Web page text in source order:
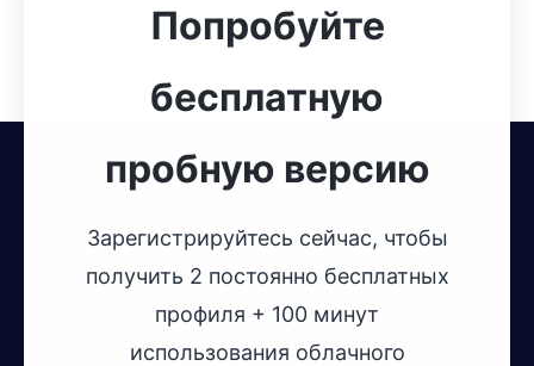
Попробуйте
бесплатную
пробную версию
Зарегистрируйтесь сейчас, чтобы
получить 2 постоянно бесплатных
профиля + 100 минут
использования облачного